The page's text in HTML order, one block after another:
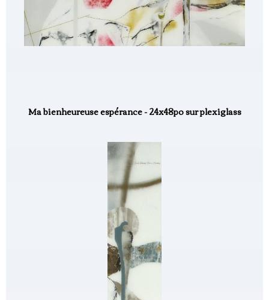
Ma bienheureuse espérance - 24x48po sur plexiglass